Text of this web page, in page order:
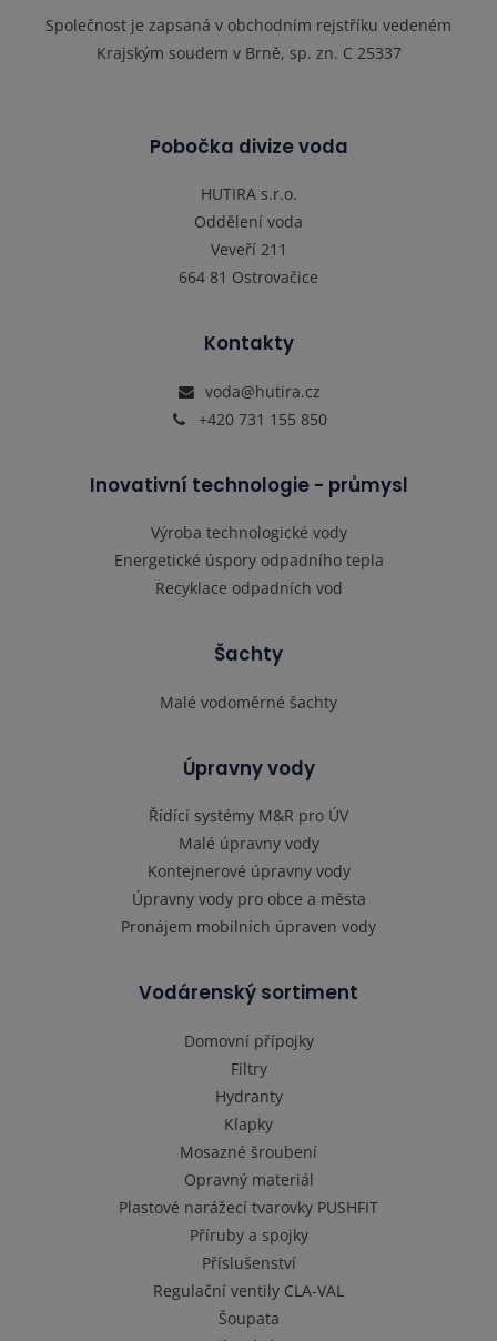
Společnost je zapsaná v obchodním rejstříku vedeném
Krajským soudem v Brně, sp. zn. C 25337
Pobočka divize voda
HUTIRA s.r.o.
Oddělení voda
Veveří 211
664 81 Ostrovačice
Kontakty
voda@hutira.cz
+420 731 155 850
Inovativní technologie - průmysl
Výroba technologické vody
Energetické úspory odpadního tepla
Recyklace odpadních vod
Šachty
Malé vodoměrné šachty
Úpravny vody
Řídící systémy M&R pro ÚV
Malé úpravny vody
Kontejnerové úpravny vody
Úpravny vody pro obce a města
Pronájem mobilních úpraven vody
Vodárenský sortiment
Domovní přípojky
Filtry
Hydranty
Klapky
Mosazné šroubení
Opravný materiál
Plastové narážecí tvarovky PUSHFIT
Příruby a spojky
Příslušenství
Regulační ventily CLA-VAL
Šoupata